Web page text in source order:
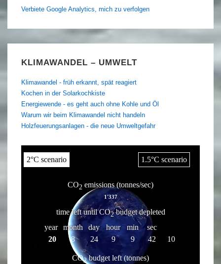
Verbiete Google Analytics, mich zu verfolgen
KLIMAWANDEL – UMWELT
Klimawandel - früh erkannt, spät reagiert
Kochen in der Solarkochkiste
Energiewende - es geht auch ohne Kohle und Öl
Warum wir beim Klimawandel nicht handeln
Holzfeuerungsanlagen - die neue Umweltgefahr